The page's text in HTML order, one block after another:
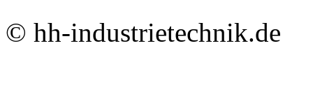
© hh-industrietechnik.de